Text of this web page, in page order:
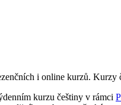
i online kurzů. Kurzy
kurzu češtiny v rámci